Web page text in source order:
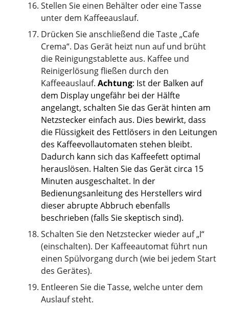
Stellen Sie einen Behälter oder eine Tasse
unter dem Kaffeeauslauf.
Drücken Sie anschließend die Taste „Cafe
Crema“. Das Gerät heizt nun auf und brüht
die Reinigungstablette aus. Kaffee und
Reinigerlösung fließen durch den
Kaffeeauslauf. Achtung: Ist der Balken auf
dem Display ungefähr bei der Hälfte
angelangt, schalten Sie das Gerät hinten am
Netzstecker einfach aus. Dies bewirkt, dass
die Flüssigkeit des Fettlösers in den Leitungen
des Kaffeevollautomaten stehen bleibt.
Dadurch kann sich das Kaffeefett optimal
herauslösen. Halten Sie das Gerät circa 15
Minuten ausgeschaltet. In der
Bedienungsanleitung des Herstellers wird
dieser abrupte Abbruch ebenfalls
beschrieben (falls Sie skeptisch sind).
Schalten Sie den Netzstecker wieder auf „I“
(einschalten). Der Kaffeeautomat führt nun
einen Spülvorgang durch (wie bei jedem Start
des Gerätes).
Entleeren Sie die Tasse, welche unter dem
Auslauf steht.